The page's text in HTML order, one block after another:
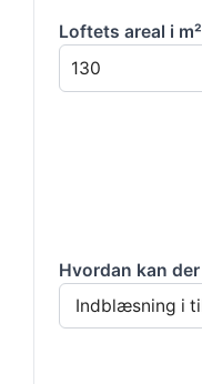
Loftets areal i m²
Hvordan kan